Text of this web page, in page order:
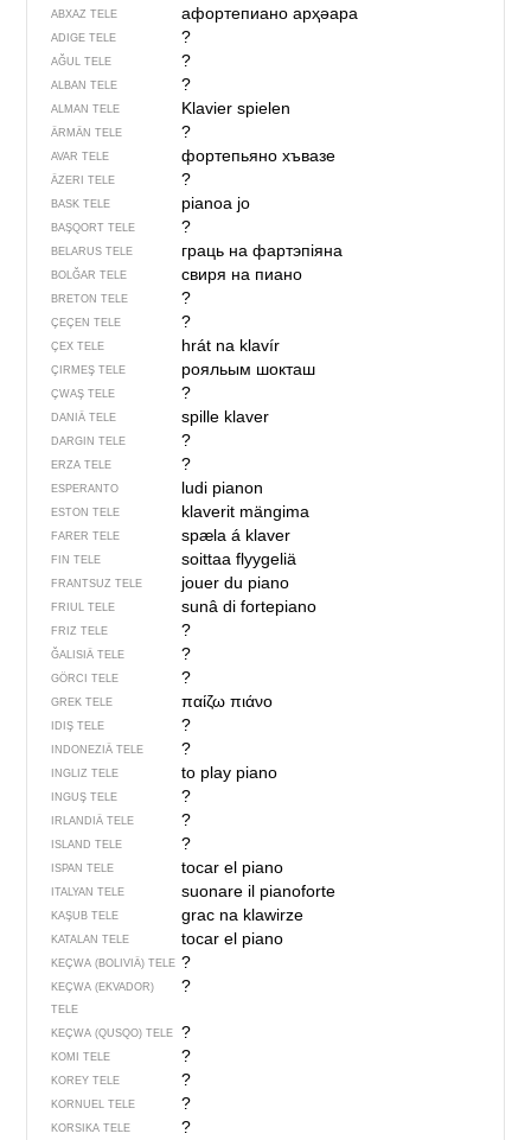
ABXAZ TELE афортепиано арҳәара
ADIGE TELE ?
AĞUL TELE ?
ALBAN TELE ?
ALMAN TELE Klavier spielen
ÄRMÄN TELE ?
AVAR TELE фортепьяно хъвазе
ÄZERI TELE ?
BASK TELE pianoa jo
BAŞQORT TELE ?
BELARUS TELE граць на фартэпіяна
BOLĞAR TELE свиря на пиано
BRETON TELE ?
ÇEÇEN TELE ?
ÇEX TELE hrát na klavír
ÇIRMEŞ TELE рояльым шокташ
ÇWAŞ TELE ?
DANIÄ TELE spille klaver
DARGIN TELE ?
ERZA TELE ?
ESPERANTO ludi pianon
ESTON TELE klaverit mängima
FARER TELE spæla á klaver
FIN TELE soittaa flyygeliä
FRANTSUZ TELE jouer du piano
FRIUL TELE sunâ di fortepiano
FRIZ TELE ?
ĞALISIÄ TELE ?
GÖRCI TELE ?
GREK TELE παίζω πιάνο
IDIŞ TELE ?
INDONEZIÄ TELE ?
INGLIZ TELE to play piano
INGUŞ TELE ?
IRLANDIÄ TELE ?
ISLAND TELE ?
ISPAN TELE tocar el piano
ITALYAN TELE suonare il pianoforte
KAŞUB TELE grac na klawirze
KATALAN TELE tocar el piano
KEÇWA (BOLIVIÄ) TELE ?
KEÇWA (EKVADOR)
TELE
?
KEÇWA (QUSQO) TELE ?
KOMI TELE ?
KOREY TELE ?
KORNUEL TELE ?
KORSIKA TELE ?